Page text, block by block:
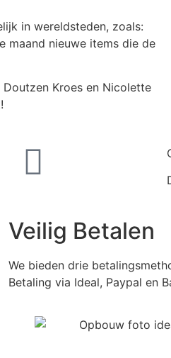
in wereldsteden, zoals:
maand nieuwe items die de
Doutzen Kroes en Nicolette
Veilig Betalen
We bieden drie
Betaling via Ideal, Paypal en